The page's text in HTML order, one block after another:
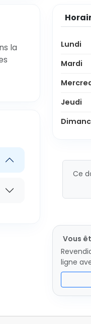
la
Lundi
Mardi
Jeudi
Ce
Vous
ligne